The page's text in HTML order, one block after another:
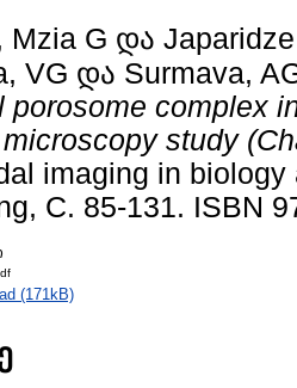
Mzia G და
VG და Surmava,
porosome complex
study
imaging in
С. 85-131. ISBN
(171kB)